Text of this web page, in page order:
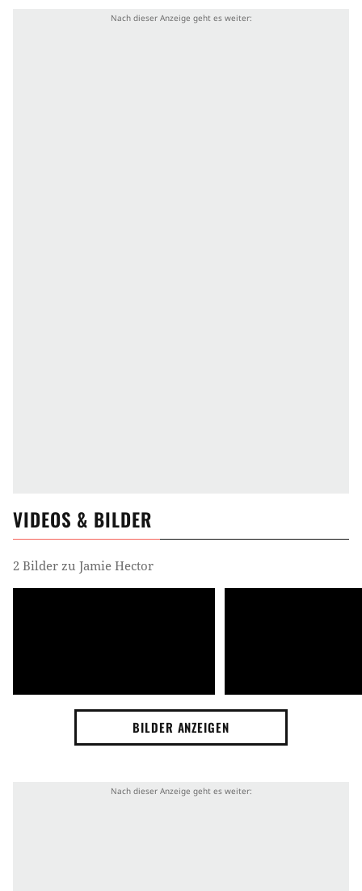
VIDEOS & BILDER
2 Bilder zu Jamie Hector
BILDER ANZEIGEN